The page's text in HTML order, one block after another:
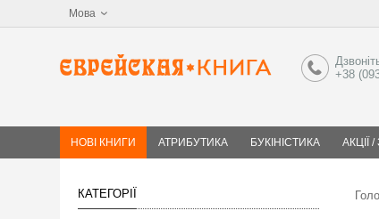
Мова
+38
НОВІ КНИГИ АТРИБУТИКА БУКІНІСТИКА АКЦІЇ
КАТЕГОРІЇ